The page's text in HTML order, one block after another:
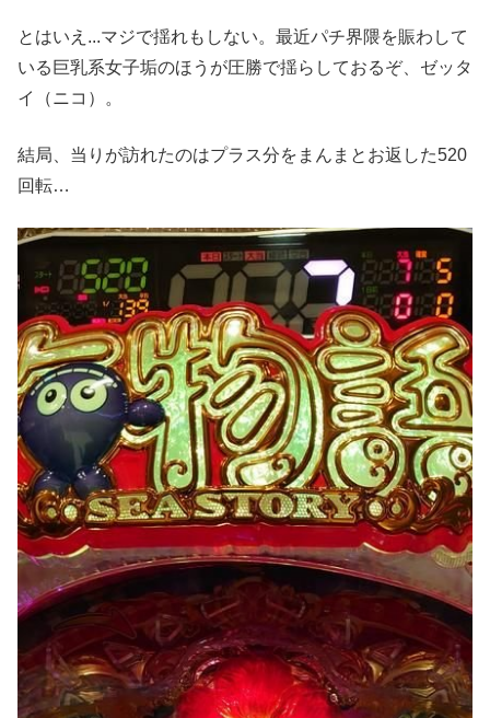
とはいえ...マジで揺れもしない。最近パチ界隈を賑わして
いる巨乳系⼥⼦垢のほうが圧勝で揺らしておるぞ、ゼッタ
イ（ニコ）。
結局、当りが訪れたのはプラス分をまんまとお返した520
回転…